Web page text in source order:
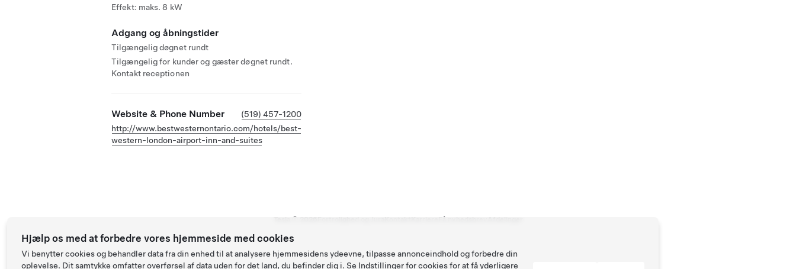
Effekt: maks. 8 kW
Adgang og åbningstider
Tilgængelig døgnet rundt
Tilgængelig for kunder og gæster døgnet rundt.
Kontakt receptionen
Website & Phone Number
(519) 457-1200
http://www.bestwesternontario.com/hotels/best-
western-london-airport-inn-and-suites
Tesla © 2026 Fortrolighed og Jura Kontakt Karriere Få nyhedsbrev Afdelinger
Hjælp os med at forbedre vores hjemmeside med cookies
Vi benytter cookies og behandler data fra din enhed til at analysere hjemmesidens ydeevne, tilpasse annonceindhold og forbedre din
oplevelse. Dit samtykke omfatter overførsel af data uden for det land, du befinder dig i. Se Indstillinger for cookiesfor at få yderligere